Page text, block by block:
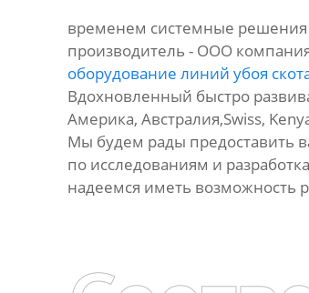
временем системные решения
производитель - ООО
оборудование линий убоя
Вдохновленный быстро
Америка, Австралия,Swiss,
Мы будем рады предоставить
по исследованиям и
надеемся иметь возможность